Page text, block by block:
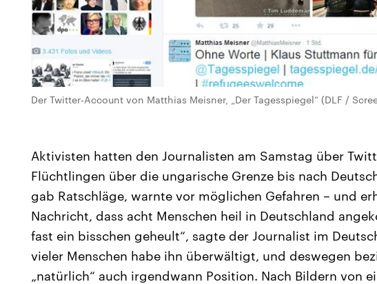
Der Twitter-Account von Matthias Meisner, „Der Tagesspiegel“ (DLF /
Aktivisten hatten den Journalisten am Samstag über
Flüchtlingen über die ungarische Grenze bis nach
gab Ratschläge, warnte vor möglichen Gefahren – und
Nachricht, dass acht Menschen heil in Deutschland
fast ein bisschen geheult“, sagte der Journalist im
vieler Menschen habe ihn überwältigt, und deswegen
„natürlich“ auch irgendwann Position. Nach Bildern von